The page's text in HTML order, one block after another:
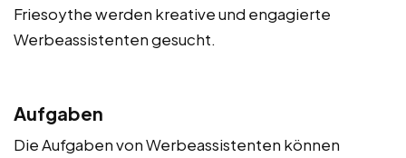
Friesoythe werden kreative und engagierte
Werbeassistenten gesucht.
Aufgaben
Die Aufgaben von Werbeassistenten können